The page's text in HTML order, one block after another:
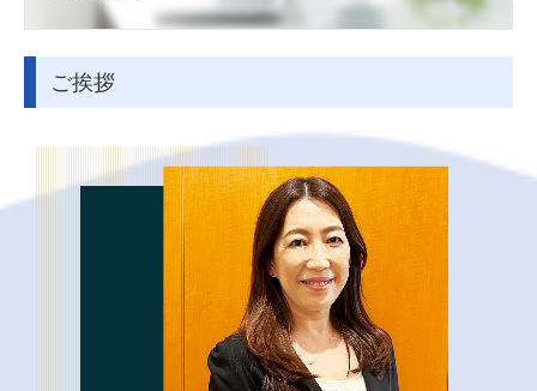
お知らせ
お問合せ
プライバシーポリシー
ご挨拶